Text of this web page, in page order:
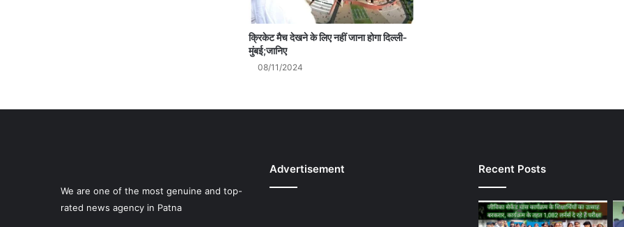
क्रिकेट मैच देखने के लिए नहीं जाना होगा दिल्ली-
मुंबई;जानिए
08/11/2024
We are one of the most genuine and top-
rated news agency in Patna
Advertisement Recent Posts